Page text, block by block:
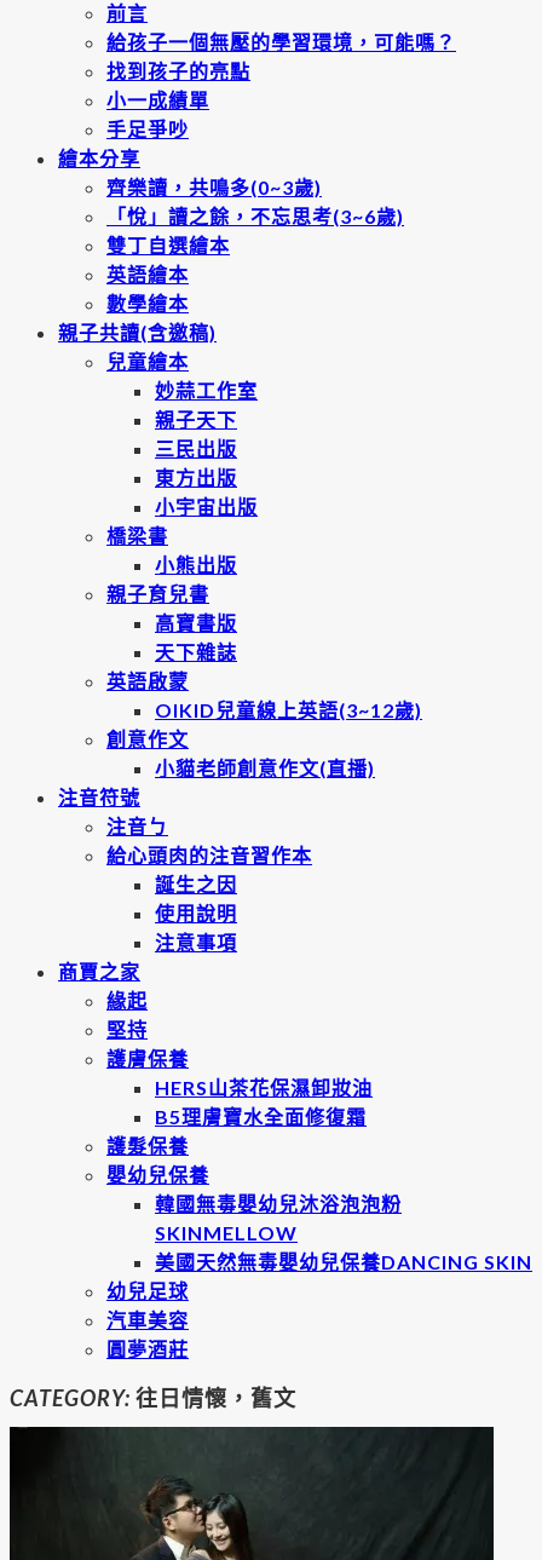
前言
給孩子一個無壓的學習環境，可能嗎？
找到孩子的亮點
小一成績單
手足爭吵
繪本分享
齊樂讀，共鳴多(0~3歲)
「悅」讀之餘，不忘思考(3~6歲)
雙丁自選繪本
英語繪本
數學繪本
親子共讀(含邀稿)
兒童繪本
妙蒜工作室
親子天下
三民出版
東方出版
小宇宙出版
橋梁書
小熊出版
親子育兒書
高寶書版
天下雜誌
英語啟蒙
OIKID兒童線上英語(3~12歲)
創意作文
小貓老師創意作文(直播)
注音符號
注音ㄅ
給心頭肉的注音習作本
誕生之因
使用說明
注意事項
商賈之家
緣起
堅持
護膚保養
HERS山茶花保濕卸妝油
B5理膚寶水全面修復霜
護髮保養
嬰幼兒保養
韓國無毒嬰幼兒沐浴泡泡粉
SKINMELLOW
美國天然無毒嬰幼兒保養DANCING SKIN
幼兒足球
汽車美容
圓夢酒莊
CATEGORY: 往日情懷，舊文